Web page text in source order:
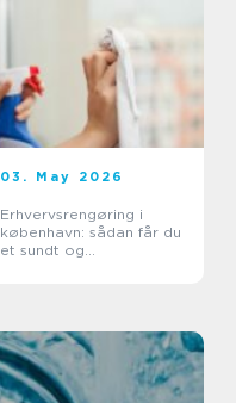
03. May 2026
Erhvervsrengøring i
københavn: sådan får du
et sundt og